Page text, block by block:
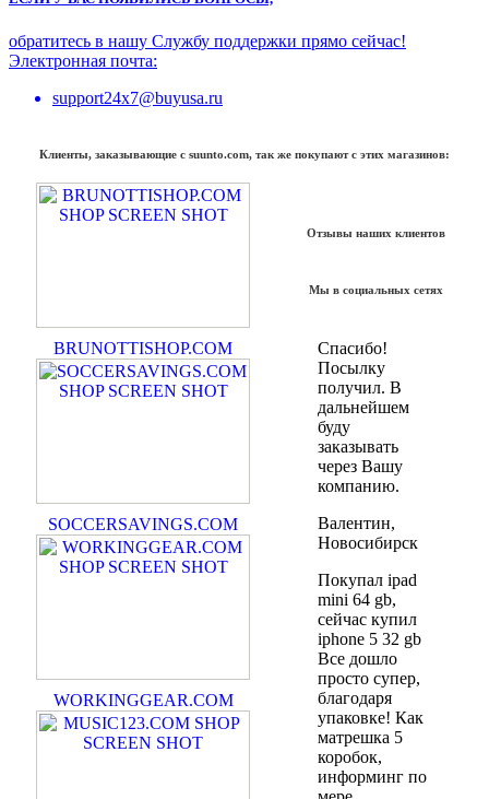
обратитесь в нашу Службу поддержки прямо сейчас!
Электронная почта:
support24x7@buyusa.ru
Клиенты, заказывающие с suunto.com, так же покупают с этих магазинов:
BRUNOTTISHOP.COM
SOCCERSAVINGS.COM
WORKINGGEAR.COM
Отзывы наших клиентов
Мы в социальных сетях
Спасибо!
Посылку
получил. В
дальнейшем
буду
заказывать
через Вашу
компанию.
Валентин,
Новосибирск
Покупал ipad
mini 64 gb,
сейчас купил
iphone 5 32 gb
Все дошло
просто супер,
благодаря
упаковке! Как
матрешка 5
коробок,
информинг по